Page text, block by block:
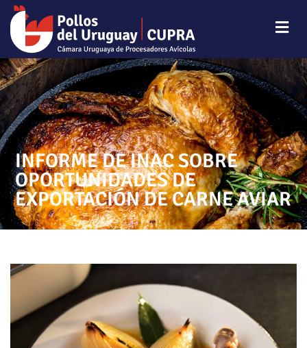
INFORME DE INAC SOBRE
OPORTUNIDADES DE
EXPORTACIÓN DE CARNE AVIAR